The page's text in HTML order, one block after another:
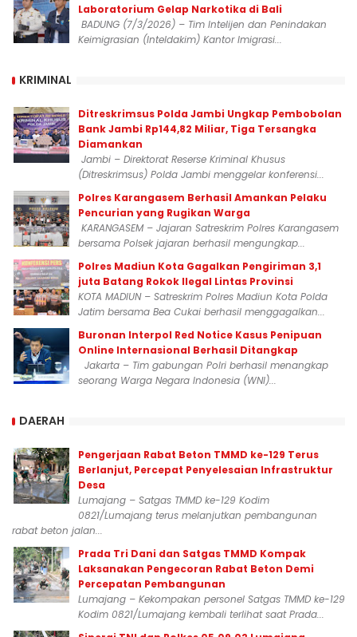
Laboratorium Gelap Narkotika di Bali
BADUNG (7/3/2026) – Tim Intelijen dan Penindakan
Keimigrasian (Inteldakim) Kantor Imigrasi...
KRIMINAL
Ditreskrimsus Polda Jambi Ungkap Pembobolan
Bank Jambi Rp144,82 Miliar, Tiga Tersangka
Diamankan
Jambi – Direktorat Reserse Kriminal Khusus
(Ditreskrimsus) Polda Jambi menggelar konferensi...
Polres Karangasem Berhasil Amankan Pelaku
Pencurian yang Rugikan Warga
KARANGASEM – Jajaran Satreskrim Polres Karangasem
bersama Polsek jajaran berhasil mengungkap...
Polres Madiun Kota Gagalkan Pengiriman 3,1
juta Batang Rokok Ilegal Lintas Provinsi
KOTA MADIUN – Satreskrim Polres Madiun Kota Polda
Jatim bersama Bea Cukai berhasil menggagalkan...
Buronan Interpol Red Notice Kasus Penipuan
Online Internasional Berhasil Ditangkap
Jakarta – Tim gabungan Polri berhasil menangkap
seorang Warga Negara Indonesia (WNI)...
DAERAH
Pengerjaan Rabat Beton TMMD ke-129 Terus
Berlanjut, Percepat Penyelesaian Infrastruktur
Desa
Lumajang – Satgas TMMD ke-129 Kodim
0821/Lumajang terus melanjutkan pembangunan
rabat beton jalan...
Prada Tri Dani dan Satgas TMMD Kompak
Laksanakan Pengecoran Rabat Beton Demi
Percepatan Pembangunan
Lumajang – Kekompakan personel Satgas TMMD ke-129
Kodim 0821/Lumajang kembali terlihat saat Prada...